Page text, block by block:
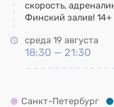
скорость,
Финский залив! 14+
среда 19 августа
18:30 — 21:30
Санкт-Петербург